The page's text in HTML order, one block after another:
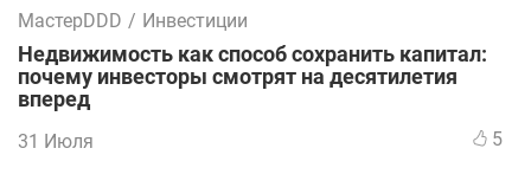
МастерDDD / Инвестиции
Недвижимость как способ сохранить капитал:
почему инвесторы смотрят на десятилетия
вперед
31 Июля 5